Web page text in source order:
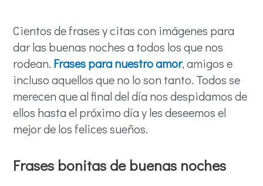
Cientos de frases y citas con imágenes para
dar las buenas noches a todos los que nos
rodean. Frases para nuestro amor, amigos e
incluso aquellos que no lo son tanto. Todos se
merecen que al final del día nos despidamos de
ellos hasta el próximo día y les deseemos el
mejor de los felices sueños.
Frases bonitas de buenas noches